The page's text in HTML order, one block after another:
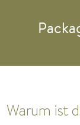
Warum ist